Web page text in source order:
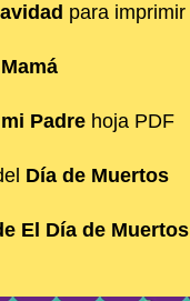
para imprimir
Padre hoja PDF
Día de Muertos
El Día de Muertos